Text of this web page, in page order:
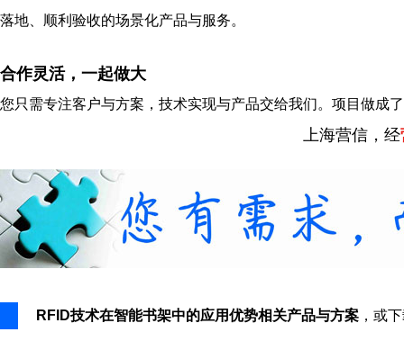
落地、顺利验收的场景化产品与服务。
合作灵活，一起做大
您只需专注客户与方案，技术实现与产品交给我们。项目做成
上海营信，经
RFID技术在智能书架中的应用优势相关产品与方案 ，或